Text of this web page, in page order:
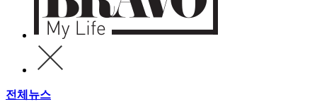
전체뉴스